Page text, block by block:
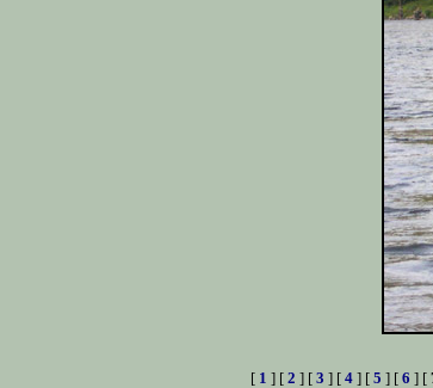
[ 1 ] [ 2 ] [ 3 ] [ 4] [ 5 ] [ 6 ] [